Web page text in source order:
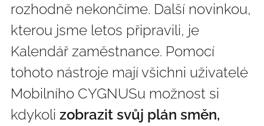
rozhodně nekončíme. Další novinkou,
kterou jsme letos připravili, je
Kalendář zaměstnance. Pomocí
tohoto nástroje mají všichni uživatelé
Mobilního CYGNUSu možnost si
kdykoli zobrazit svůj plán směn,